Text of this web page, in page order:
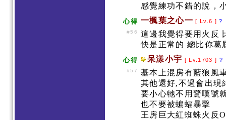
感覺練功不錯的說，
心得 一楓葉之心一 [ Lv.6 ]?
#56
這邊我覺得要用火反
快是正常的 總比你葛
心得 呆漾小宇 [ Lv.1703 ] ?
#57
基本上混房有藍狼風
其他還好,不過會出
要小心牠不用驚嘆號
也不要被蝙蝠暴擊
王房巨大紅蜘蛛火反